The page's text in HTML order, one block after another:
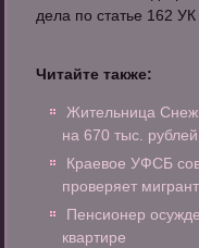
дела по статье 162
Читайте также:
Жительница
на 670 тыс. рублей
Краевое УФСБ
проверяет
Пенсионер
квартире